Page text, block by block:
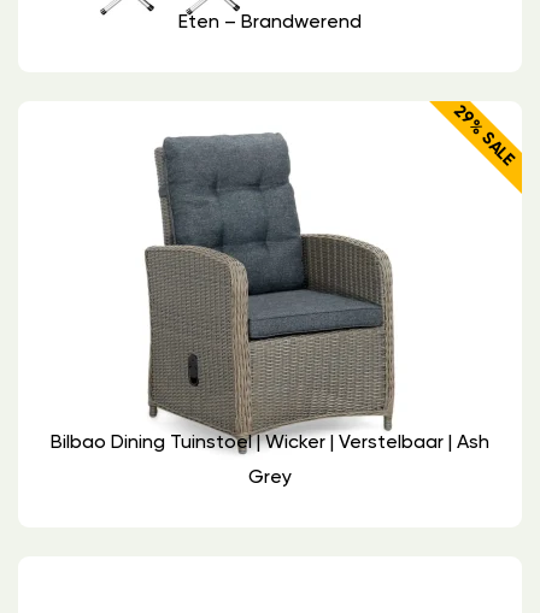
Eten – Brandwerend
29% SALE
Bilbao Dining Tuinstoel | Wicker | Verstelbaar | Ash
Grey